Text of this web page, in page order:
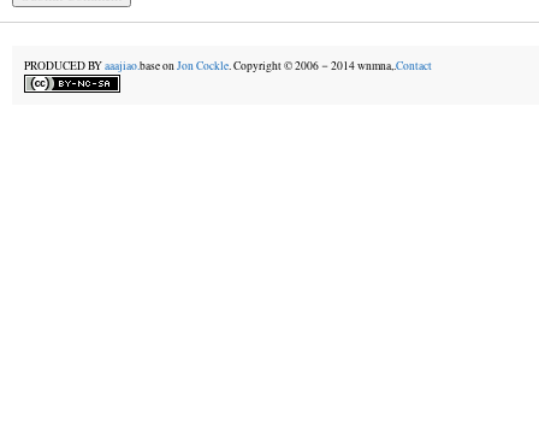
PRODUCED BYaaajiao.base onJon Cockle. Copyright © 2006－2014 wnmna,.Contact